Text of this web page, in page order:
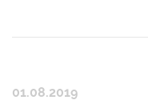
01.08.2019